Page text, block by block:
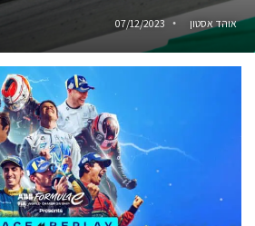
אוהד אסטון 07/12/2023